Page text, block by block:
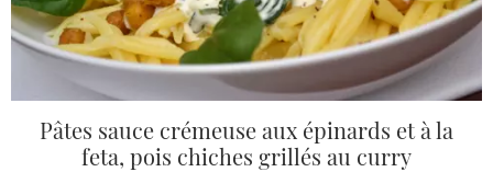
Pâtes sauce crémeuse aux épinards et à la
feta, pois chiches grillés au curry